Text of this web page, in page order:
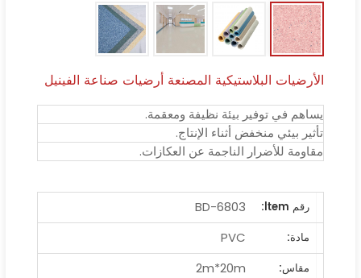
الأرضيات البلاستيكية المصنعة أرضيات صناعة الفينيل
يساهم في توفير بيئة نظيفة ومعقمة.
تأثير بيئي منخفض أثناء الإنتاج.
مقاومة للأضرار الناجمة عن العكازات.
رقم ltem:
BD-6803
مادة:
PVC
مقاس:
2m*20m